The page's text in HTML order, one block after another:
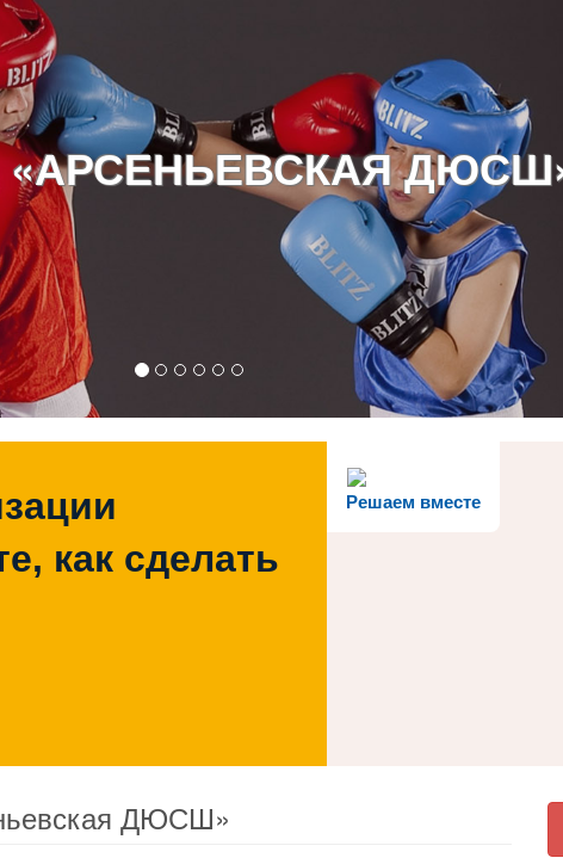
Решаем вместе
как сделать
ДЮСШ»